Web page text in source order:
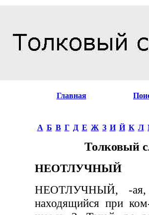
Главная
А Б В Г Д Е Ж З И Й К Л
Толковый
НЕОТЛУЧНЫЙ
НЕОТЛУЧНЫЙ, -ая,
находящийся при